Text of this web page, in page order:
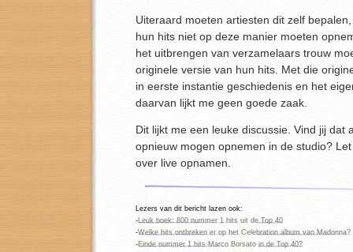
Uiteraard moeten artiesten dit zelf
hun hits niet op deze manier moeten
het uitbrengen van verzamelaars trouw
originele versie van hun hits. Met die
in eerste instantie geschiedenis en het
daarvan lijkt me geen goede zaak.
Dit lijkt me een leuke discussie. Vind jij dat
opnieuw mogen opnemen in de studio?
over live opnamen.
Lezers van dit bericht lazen ook:
-Leuk boek: 800 nummer 1 hits uit de Top 40
-Welke hits ontbreken er op het Celebration album van Madonna?
-Einde nummer 1 hits Marco Borsato in de Top 40?